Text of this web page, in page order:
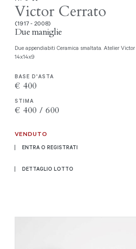
Victor Cerrato
(1917 - 2008)
Due maniglie
Due appendiabiti Ceramica smaltata. Atelier Victor Cerrato, 1950 ca., cm
14x14x9
BASE D'ASTA
€ 400
STIMA
€ 400 / 600
VENDUTO
ENTRA O REGISTRATI
DETTAGLIO LOTTO